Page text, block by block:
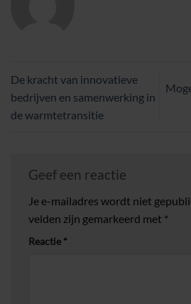
De kracht van innovatieve
bedrijven en samenwerking in
de warmtetransitie
Geef een reactie
Je e-mailadres wordt niet
velden zijn gemarkeerd met *
Reactie *